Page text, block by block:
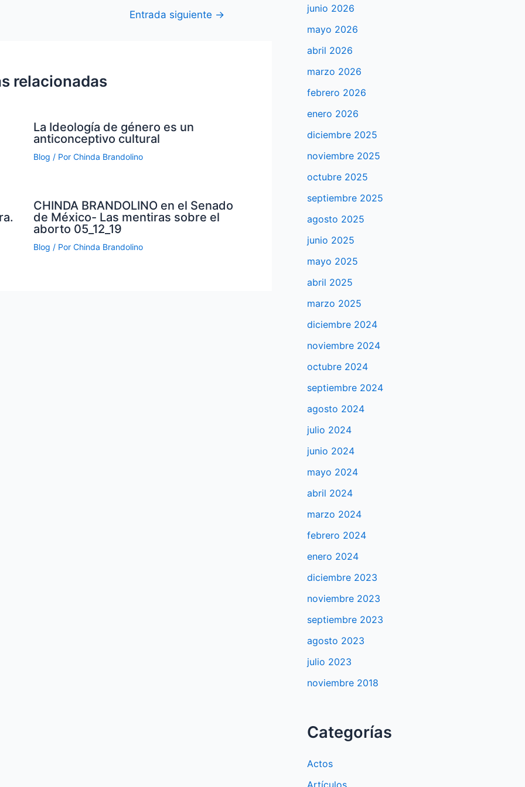
Entrada siguiente →
relacionadas
La Ideología de género es un
anticonceptivo cultural
Blog / Por Chinda Brandolino
CHINDA BRANDOLINO en el Senado
de México- Las mentiras sobre el
aborto 05_12_19
Blog / Por Chinda Brandolino
junio 2026
mayo 2026
abril 2026
marzo 2026
febrero 2026
enero 2026
diciembre 2025
noviembre 2025
octubre 2025
septiembre 2025
agosto 2025
junio 2025
mayo 2025
abril 2025
marzo 2025
diciembre 2024
noviembre 2024
octubre 2024
septiembre 2024
agosto 2024
julio 2024
junio 2024
mayo 2024
abril 2024
marzo 2024
febrero 2024
enero 2024
diciembre 2023
noviembre 2023
septiembre 2023
agosto 2023
julio 2023
noviembre 2018
Categorías
Actos